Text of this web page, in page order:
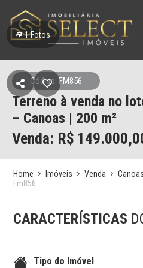
1Fotos
Código: FM856
Terreno à venda no
– Canoas | 200 m²
Venda: R$
Home Imóveis Venda Canoas
Fm856
CARACTERÍSTICAS
Tipo do Imóvel